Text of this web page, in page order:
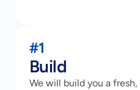
#1
Build
We will build you a